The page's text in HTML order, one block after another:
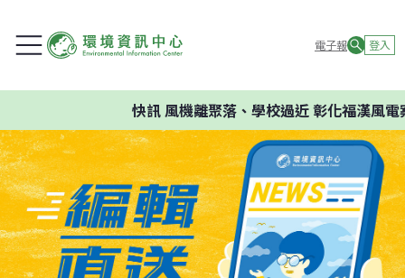
電子報 登入
快訊風機離聚落、學校過近 彰化福漢風電